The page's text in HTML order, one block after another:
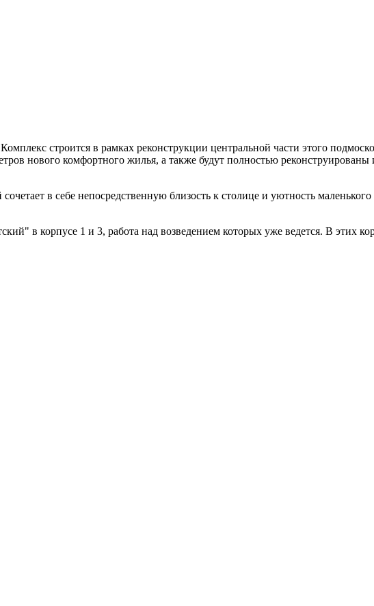
строится в рамках реконструкции центральной части этого
нового комфортного жилья, а также будут полностью
в себе непосредственную близость к столице и уютность маленького
в корпусе 1 и 3, работа над возведением которых уже ведется. В этих